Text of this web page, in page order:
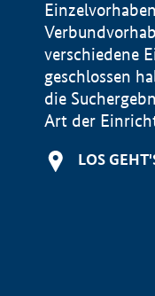
verschiedene
geschlossen
die
Art der
LOS